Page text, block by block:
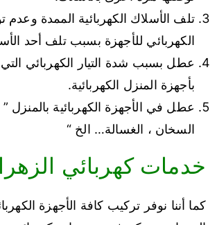
تلف الأسلاك الكهربائية الممدة وعدم
الكهربائي للأجهزة بسبب تلف أحد
عطل بسبب شدة التيار الكهربائي
بأجهزة المنزل الكهربائية.
عطل في الأجهزة الكهربائية بالمنزل ”
السخان ، الغسالة… الخ “
خدمات كهربائي
كما أننا نوفر تركيب كافة الأجهزة